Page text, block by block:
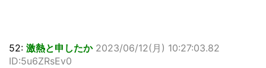
52: 激熱と申したか 2023/06/12(月) 10:27:03.82
ID:5u6ZRsEv0